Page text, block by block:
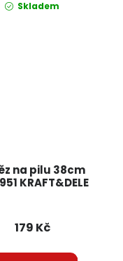
Skladem
na pilu 38cm
KRAFT&DELE
179 Kč